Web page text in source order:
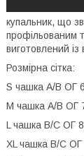
купальник, що
профільованим
виготовлений із
Розмірна сітка:
S чашка A/B ОГ
M чашка А/В ОГ
L чашка B/С ОГ
XL чашка B/С